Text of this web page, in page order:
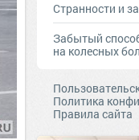
Странности и
Забытый
на колесных
Политика
Правила сайта